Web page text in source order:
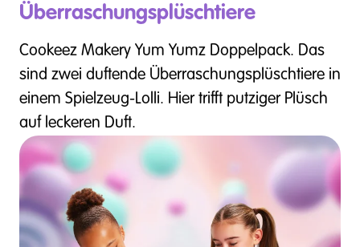
Überraschungsplüschtiere
Cookeez Makery Yum Yumz Doppelpack. Das
sind zwei duftende Überraschungsplüschtiere in
einem Spielzeug-Lolli. Hier trifft putziger Plüsch
auf leckeren Duft.